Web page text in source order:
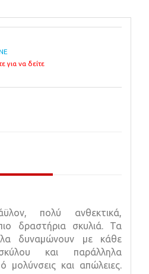
για να δείτε
πολύ ανθεκτικά,
δραστήρια σκυλιά. Τα
δυναμώνουν με κάθε
και παράλληλα
μολύνσεις και απώλειες.